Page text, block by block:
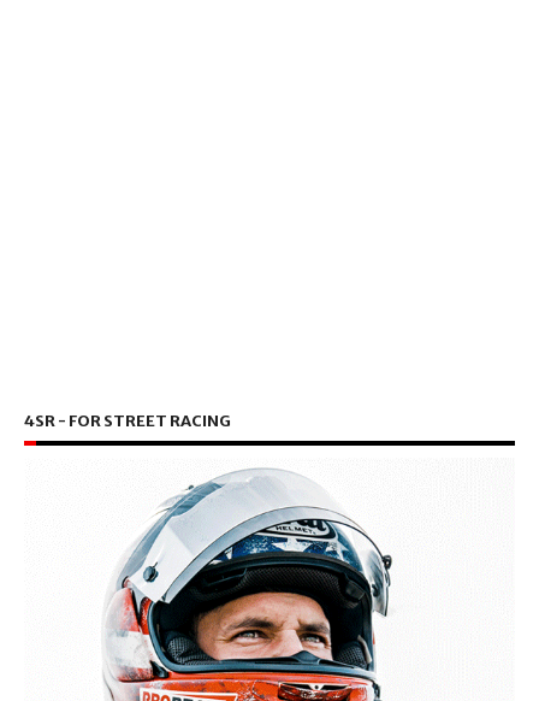
4SR - FOR STREET RACING